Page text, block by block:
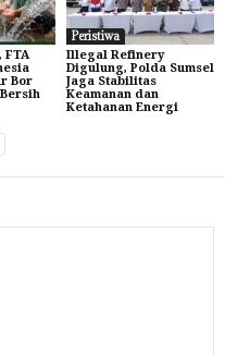
FTA
Bor
Peristiwa
Illegal Refinery
Digulung, Polda Sumsel
Jaga Stabilitas
Keamanan dan
Ketahanan Energi